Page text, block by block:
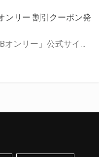
ンリー 割引クーポン発
「とらのあなWEBオンリー」公式サイトでとらのあな通販の「割引クーポン」を配布中！ イベントごとに開催当日限定で使える割引クーポンのシリアルコードを発行します。 とらのあなWEBオンリーのページをチェックして、イベント当日にお得にお買い物を楽しみましょう♪ ※本キャンペーンは予告なく終了する場合がございます。 とらのあなWEBオンリーサイトはこちら